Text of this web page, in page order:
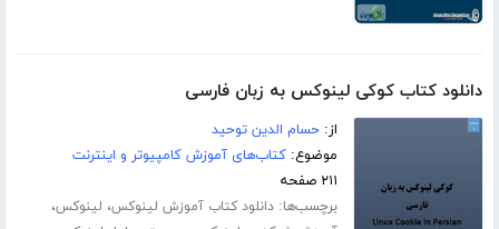
دانلود کتاب کوکی لینوکس به زبان فارسی
از:حسام الدین توحید
موضوع:کتاب‌های آموزش کامپیوتر و اینترنت
۲۱۱ صفحه
برچسب‌ها:دانلود کتاب آموزش لینوکس، لینوکس،